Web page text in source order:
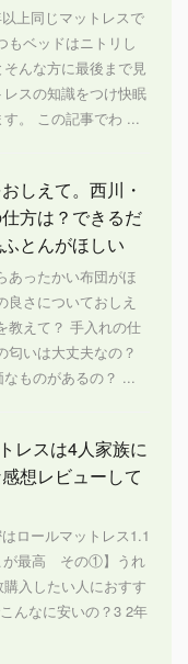
上同じマットレスで
もベッドはニトリし
んな方に最後まで見
スの知識をつけ快眠
。 この記事でわ ...
しえて。西川・
方は？できるだ
とんがほしい
ったかい布団がほ
さについておしえ
教えて？ 手入れの仕
匂いは大丈夫なの？
ものがあるの？ ...
レスは4人家族に
想レビューして
ロールマットレス1.1
が最高 その①】うれ
入したい人におすす
んなに安いの？3 2年